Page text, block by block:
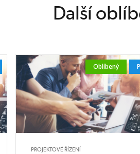
Další
Oblíbený
PROJEKTOVÉ ŘÍZENÍ